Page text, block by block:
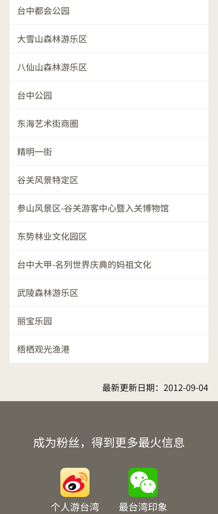
台中都会公园
大雪山森林游乐区
八仙山森林游乐区
台中公园
东海艺术街商圈
精明一街
谷关风景特定区
参山风景区-谷关游客中心暨入关博物馆
东势林业文化园区
台中大甲-名列世界庆典的妈祖文化
武陵森林游乐区
丽宝乐园
梧栖观光渔港
最新更新日期： 2012-09-04
成为粉丝，得到更多最火信息
个人游台湾 最台湾印象